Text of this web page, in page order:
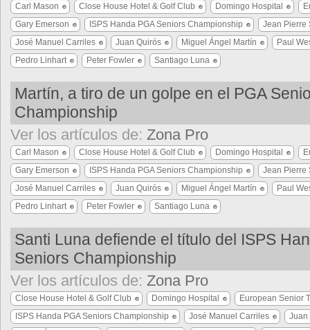
Carl Mason Close House Hotel & Golf Club Domingo Hospital
Gary Emerson
ISPS Handa PGA Seniors Championship
Jean Pierre
José Manuel Carriles
Juan Quirós Miguel Ángel Martín
Paul
Pedro Linhart
Peter Fowler Santiago Luna
Martín, a tiro de un golpe en el PGA
Championship
Ver los artículos de: Zona Pro
Carl Mason Close House Hotel & Golf Club Domingo Hospital
Gary Emerson
ISPS Handa PGA Seniors Championship
Jean Pierre
José Manuel Carriles
Juan Quirós Miguel Ángel Martín
Paul
Pedro Linhart
Peter Fowler Santiago Luna
Santi Luna defiende el título del ISPS
Seniors Championship
Ver los artículos de: Zona Pro
Close House Hotel & Golf Club Domingo Hospital
European Senior
ISPS Handa PGA Seniors Championship
José Manuel Carriles
Juan